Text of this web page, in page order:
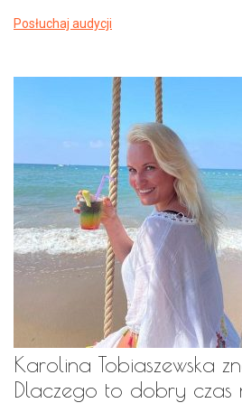
Posłuchaj audycji
Karolina Tobiaszewska
Dlaczego to dobry czas